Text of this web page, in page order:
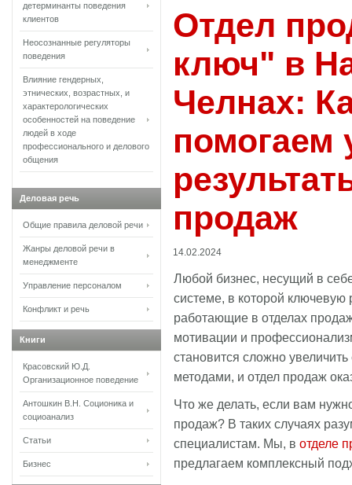
Найти сотрудников для
Отдел
ключ" в
Челнах:
помогаем
продаж
14.02.2024
Любой бизнес, несущий в
системе, в которой
работающие в отделах
мотивации и
становится сложно
методами, и отдел продаж
Что же делать, если вам
продаж? В таких случаях
специалистам. Мы, в отделе
предлагаем комплексный
детерминанты поведения
клиентов
Неосознанные регуляторы
поведения
Влияние гендерных,
этнических, возрастных, и
характерологических
особенностей на поведение
людей в ходе
профессионального и делового
общения
Деловая речь
Общие правила деловой речи
Жанры деловой речи в
менеджменте
Управление персоналом
Конфликт и речь
Книги
Красовский Ю.Д.
Организационное поведение
Антошкин В.Н. Соционика и
социоанализ
Статьи
Бизнес